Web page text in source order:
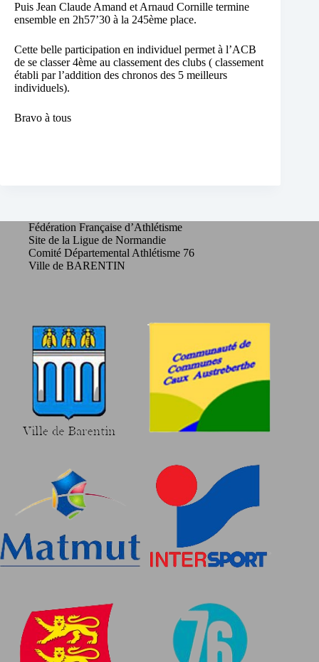
Puis Jean Claude Amand et Arnaud Cornille termine
ensemble en 2h57’30 à la 245ème place.
Cette belle participation en individuel permet à l’ACB
de se classer 4ème au classement des clubs ( classement
établi par l’addition des chronos des 5 meilleurs
individuels).
Bravo à tous
Fédération Française d’Athlétisme
Site de la Ligue de Normandie
Comité Départemental Athlétisme 76
Ville de BARENTIN